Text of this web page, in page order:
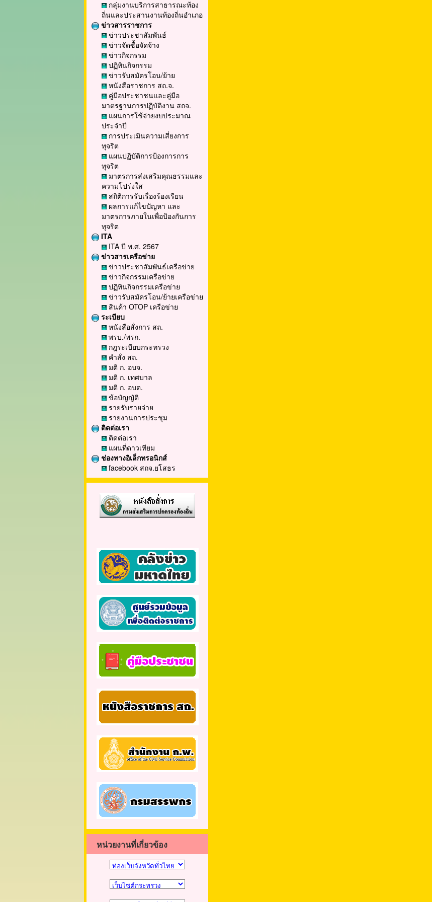
กลุ่มงานบริการสาธารณะท้อง
ถิ่นและประสานงานท้องถิ่นอำเภอ
ข่าวสารราชการ
ข่าวประชาสัมพันธ์
ข่าวจัดซื้อจัดจ้าง
ข่าวกิจกรรม
ปฏิทินกิจกรรม
ข่าวรับสมัครโอน/ย้าย
หนังสือราชการ สถ.จ.
คู่มือประชาชนและคู่มือ
มาตรฐานการปฏิบัติงาน สถจ.
แผนการใช้จ่ายงบประมาณ
ประจำปี
การประเมินความเสี่ยงการ
ทุจริต
แผนปฏิบัติการป้องการการ
ทุจริต
มาตรการส่งเสริมคุณธรรมและ
ความโปร่งใส
สถิติการรับเรื่องร้องเรียน
ผลการแก้ไขปัญหา และ
มาตรการภายในเพื่อป้องกันการ
ทุจริต
ITA
ITA ปี พ.ศ. 2567
ข่าวสารเครือข่าย
ข่าวประชาสัมพันธ์เครือข่าย
ข่าวกิจกรรมเครือข่าย
ปฏิทินกิจกรรมเครือข่าย
ข่าวรับสมัครโอน/ย้ายเครือข่าย
สินค้า OTOP เครือข่าย
ระเบียบ
หนังสือสั่งการ สถ.
พรบ./พรก.
กฎระเบียบกระทรวง
คำสั่ง สถ.
มติ ก. อบจ.
มติ ก. เทศบาล
มติ ก. อบต.
ข้อบัญญัติ
รายรับรายจ่าย
รายงานการประชุม
ติดต่อเรา
ติดต่อเรา
แผนที่ดาวเทียม
ช่องทางอิเล็กทรอนิกส์
facebook สถจ.ยโสธร
หน่วยงานที่เกี่ยวข้อง